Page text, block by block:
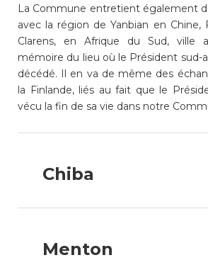
sur l’une des
dessus. Pour
d’autres démarches
administratives en
cliquez sur l’une
catégories ci-
La Commune entretient également
avec la région de Yanbian en Chine,
Clarens, en Afrique du Sud, ville
mémoire du lieu où le Président sud-
décédé. Il en va de même des
la Finlande, liés au fait que le
vécu la fin de sa vie dans notre
Chiba
Menton